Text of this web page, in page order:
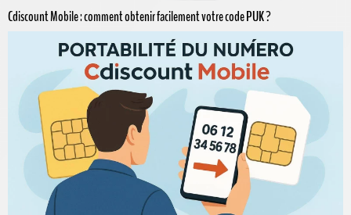
Cdiscount Mobile : comment obtenir facilement votre code PUK ?